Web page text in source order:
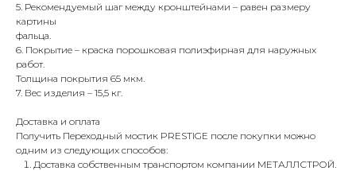
5. Рекомендуемый шаг между кронштейнами – равен размеру
картины
фальца.
6. Покрытие – краска порошковая полиэфирная для наружных
работ.
Толщина покрытия 65 мкм.
7. Вес изделия – 15,5 кг.
Доставка и оплата
Получить Переходный мостик PRESTIGE после покупки можно
одним из следующих способов:
Доставка собственным транспортом компании МЕТАЛЛСТРОЙ.